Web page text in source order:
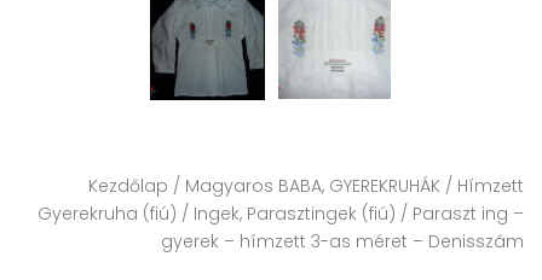
Kezdőlap / Magyaros BABA, GYEREKRUHÁK / Hímzett
Gyerekruha (fiú) / Ingek, Parasztingek (fiú) / Paraszt ing –
gyerek – hímzett 3-as méret – Denisszám